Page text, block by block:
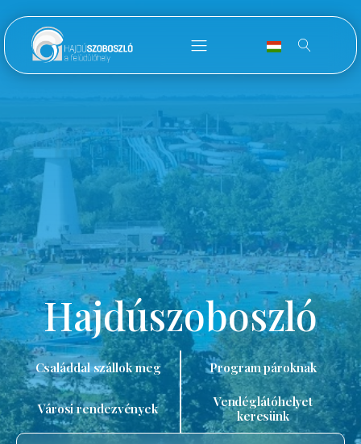
Hajdúszoboszló
Családdal szállok meg Program pároknak
Városi rendezvények
Vendéglátóhelyet
keresünk